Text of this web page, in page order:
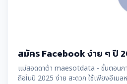
สมัคร Facebook ง่าย ๆ ปี
แม่สอดดาต้า maesotdata - ขั้นตอนก
ถือในปี 2025 ง่าย สะดวก ใช้เพียงอีเมล